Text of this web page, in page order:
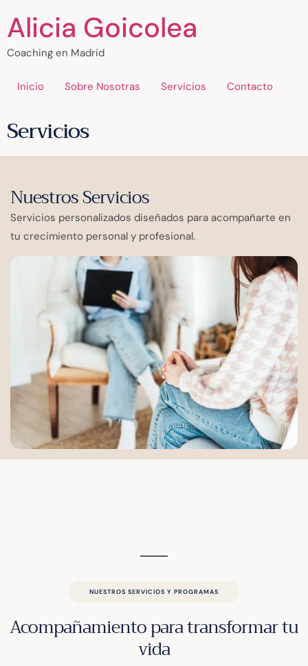
Alicia Goicolea
Coaching en Madrid
Inicio Sobre Nosotras Servicios Contacto
Servicios
Nuestros Servicios
Servicios personalizados diseñados para acompañarte en
tu crecimiento personal y profesional.
NUESTROS SERVICIOS Y PROGRAMAS
Acompañamiento para transformar tu
vida